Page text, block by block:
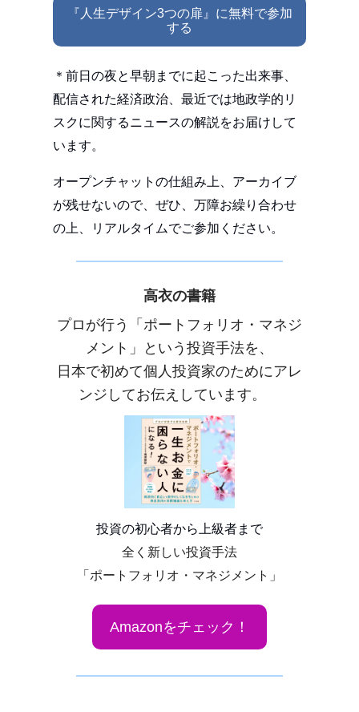
『人生デザイン3つの扉』に無料で参加
する
＊前日の夜と早朝までに起こった出来事、
配信された経済政治、最近では地政学的リ
スクに関するニュースの解説をお届けして
います。
オープンチャットの仕組み上、アーカイブ
が残せないので、ぜひ、万障お繰り合わせ
の上、リアルタイムでご参加ください。
高衣の書籍
プロが行う「ポートフォリオ・マネジ
メント」という投資手法を、
日本で初めて個人投資家のためにアレ
ンジしてお伝えしています。
投資の初心者から上級者まで
全く新しい投資手法
「ポートフォリオ・マネジメント」
Amazonをチェック！